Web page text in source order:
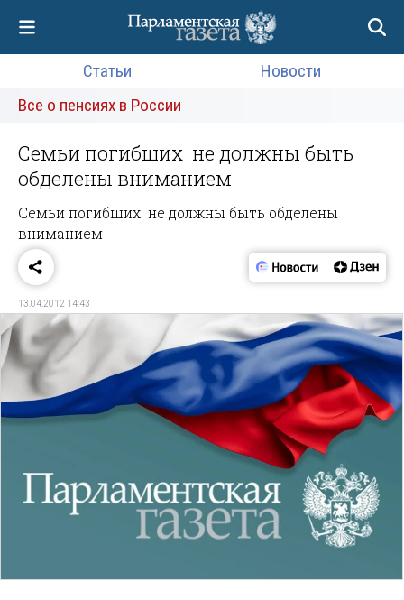
Статьи
Новости
Все о пенсиях в России
Семьи погибших ­ не должны быть
обделены вниманием
Семьи погибших ­ не должны быть обделены
вниманием
13.04.2012 14:43